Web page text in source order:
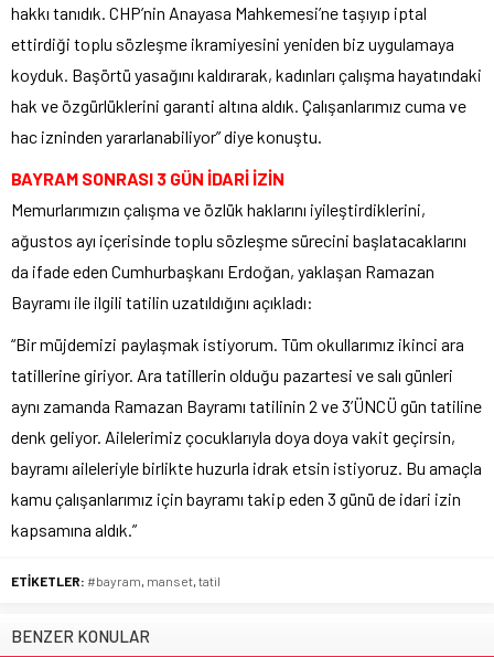
hakkı tanıdık. CHP’nin Anayasa Mahkemesi’ne taşıyıp iptal
ettirdiği toplu sözleşme ikramiyesini yeniden biz uygulamaya
koyduk. Başörtü yasağını kaldırarak, kadınları çalışma hayatındaki
hak ve özgürlüklerini garanti altına aldık. Çalışanlarımız cuma ve
hac izninden yararlanabiliyor” diye konuştu.
BAYRAM SONRASI 3 GÜN İDARİ İZİN
Memurlarımızın çalışma ve özlük haklarını iyileştirdiklerini,
ağustos ayı içerisinde toplu sözleşme sürecini başlatacaklarını
da ifade eden Cumhurbaşkanı Erdoğan, yaklaşan Ramazan
Bayramı ile ilgili tatilin uzatıldığını açıkladı:
“Bir müjdemizi paylaşmak istiyorum. Tüm okullarımız ikinci ara
tatillerine giriyor. Ara tatillerin olduğu pazartesi ve salı günleri
aynı zamanda Ramazan Bayramı tatilinin 2 ve 3’ÜNCÜ gün tatiline
denk geliyor. Ailelerimiz çocuklarıyla doya doya vakit geçirsin,
bayramı aileleriyle birlikte huzurla idrak etsin istiyoruz. Bu amaçla
kamu çalışanlarımız için bayramı takip eden 3 günü de idari izin
kapsamına aldık.”
ETİKETLER: #bayram, manset, tatil
BENZER KONULAR